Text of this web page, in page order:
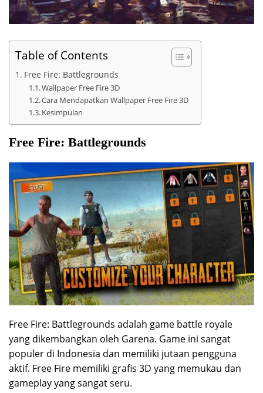
Table of Contents
Free Fire: Battlegrounds
Wallpaper Free Fire 3D
Cara Mendapatkan Wallpaper Free Fire 3D
Kesimpulan
Free Fire: Battlegrounds
Free Fire: Battlegrounds adalah game battle royale
yang dikembangkan oleh Garena. Game ini sangat
populer di Indonesia dan memiliki jutaan pengguna
aktif. Free Fire memiliki grafis 3D yang memukau dan
gameplay yang sangat seru.